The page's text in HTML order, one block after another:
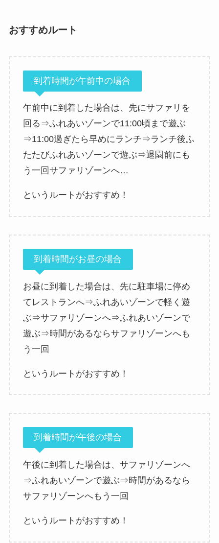
おすすめルート
到着時間が午前中の場合
午前中に到着した場合は、先にサファリを
回る⇒ふれあいゾーンで11:00頃まで遊ぶ
⇒11:00過ぎたら早めにランチ⇒ランチ後ふ
たたびふれあいゾーンで遊ぶ⇒退園前にも
う一回サファリゾーンへ…
というルートがおすすめ！
到着時間がお昼の場合
お昼に到着した場合は、先に駐車場に停め
てレストランへ⇒ふれあいゾーンで軽く遊
ぶ⇒サファリゾーンへ⇒ふれあいゾーンで
遊ぶ⇒時間があるならサファリゾーンへも
う一回
というルートがおすすめ！
到着時間が午後の場合
午後に到着した場合は、サファリゾーンへ
⇒ふれあいゾーンで遊ぶ⇒時間があるなら
サファリゾーンへもう一回
というルートがおすすめ！